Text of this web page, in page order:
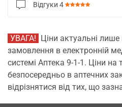
Відгуки 4
УВАГА! Ціни актуальні
замовлення в електронній
системі Аптека 9-1-1. Ціни на
безпосередньо в аптечних
відрізнятися від тих, що